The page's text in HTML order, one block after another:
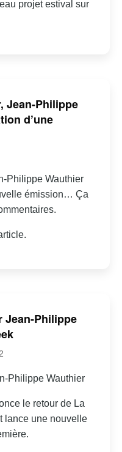
projet estival sur
Jean-Philippe
d’une
Philippe Wauthier
émission… Ça
Jean-Philippe
Philippe Wauthier
le retour de La
lance une nouvelle